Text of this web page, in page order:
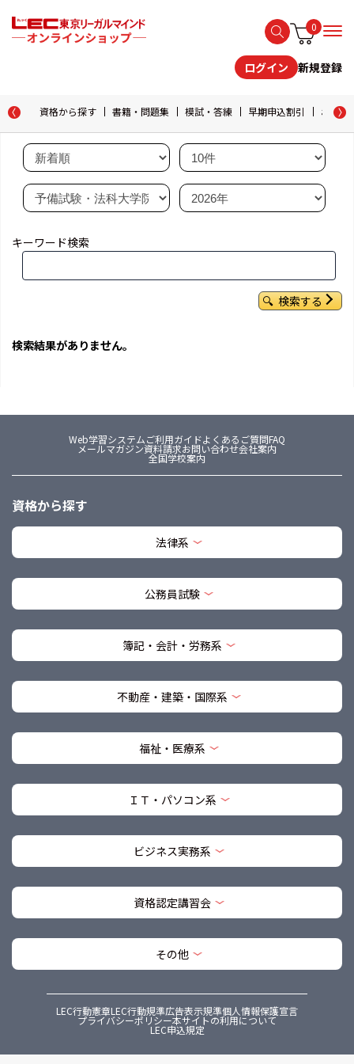
0
ログイン 新規登録
資格から探す 書籍・問題集 模試・答練 早期申込割引 おため
キーワード検索
検索する
検索結果がありません。
Web学習システムご利用ガイドよくあるご質問FAQ
メールマガジン資料請求お問い合わせ会社案内
全国学校案内
資格から探す
法律系
公務員試験
簿記・会計・労務系
不動産・建築・国際系
福祉・医療系
ＩＴ・パソコン系
ビジネス実務系
資格認定講習会
その他
LEC行動憲章LEC行動規準広告表示規準個人情報保護宣言
プライバシーポリシー本サイトの利用について
LEC申込規定